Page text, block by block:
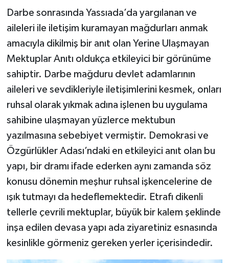
Darbe sonrasında Yassıada’da yargılanan ve
aileleri ile iletişim kuramayan mağdurları anmak
amacıyla dikilmiş bir anıt olan Yerine Ulaşmayan
Mektuplar Anıtı oldukça etkileyici bir görünüme
sahiptir. Darbe mağduru devlet adamlarının
aileleri ve sevdikleriyle iletişimlerini kesmek, onları
ruhsal olarak yıkmak adına işlenen bu uygulama
sahibine ulaşmayan yüzlerce mektubun
yazılmasına sebebiyet vermiştir. Demokrasi ve
Özgürlükler Adası’ndaki en etkileyici anıt olan bu
yapı, bir dramı ifade ederken aynı zamanda söz
konusu dönemin meşhur ruhsal işkencelerine de
ışık tutmayı da hedeflemektedir. Etrafı dikenli
tellerle çevrili mektuplar, büyük bir kalem şeklinde
inşa edilen devasa yapı ada ziyaretiniz esnasında
kesinlikle görmeniz gereken yerler içerisindedir.